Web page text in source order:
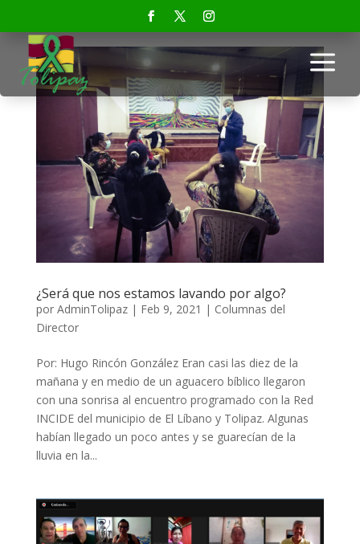
a
¿Será que nos estamos lavando por algo?
por AdminTolipaz| Feb 9, 2021 | Columnas del
Director
Por: Hugo Rincón González Eran casi las diez de la
mañana y en medio de un aguacero bíblico llegaron
con una sonrisa al encuentro programado con la Red
INCIDE del municipio de El Líbano y Tolipaz. Algunas
habían llegado un poco antes y se guarecían de la
lluvia en la...